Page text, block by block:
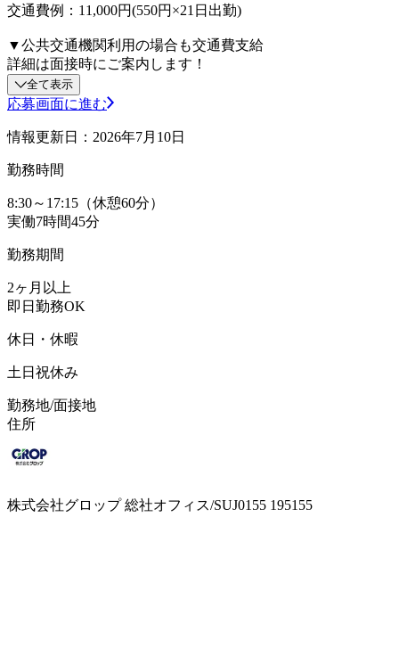
交通費例：11,000円(550円×21日出勤)
▼公共交通機関利用の場合も交通費支給
詳細は面接時にご案内します！
全て表示
応募画面に進む
情報更新日：2026年7月10日
勤務時間
8:30～17:15（休憩60分）
実働7時間45分
勤務期間
2ヶ月以上
即日勤務OK
休日・休暇
土日祝休み
勤務地/面接地
住所
株式会社グロップ 総社オフィス/SUJ0155 195155